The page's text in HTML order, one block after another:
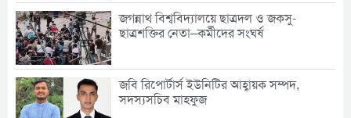
জগন্নাথ বিশ্ববিদ্যালয়ে ছাত্রদল ও জকসু-
ছাত্রশক্তির নেতা–কর্মীদের সংঘর্ষ
জবি রিপোর্টার্স ইউনিটির আহ্বায়ক সম্পদ,
সদস্যসচিব মাহফুজ